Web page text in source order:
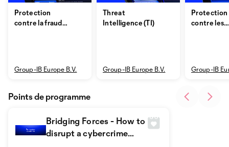
Protection
contre la fraude
Group-IB Europe B.V.
Threat
Intelligence (TI)
Group-IB Europe B.V.
Protection
contre les
Group-IB
Bridging Forces - How to
disrupt a cybercrime
Points de programme